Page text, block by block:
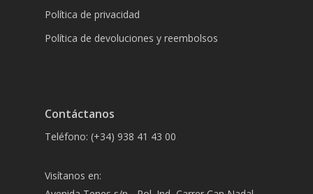
Política de privacidad
Política de devoluciones y reembolsos
Contáctanos
Teléfono: (+34) 938 41 43 00
Visítanos en: